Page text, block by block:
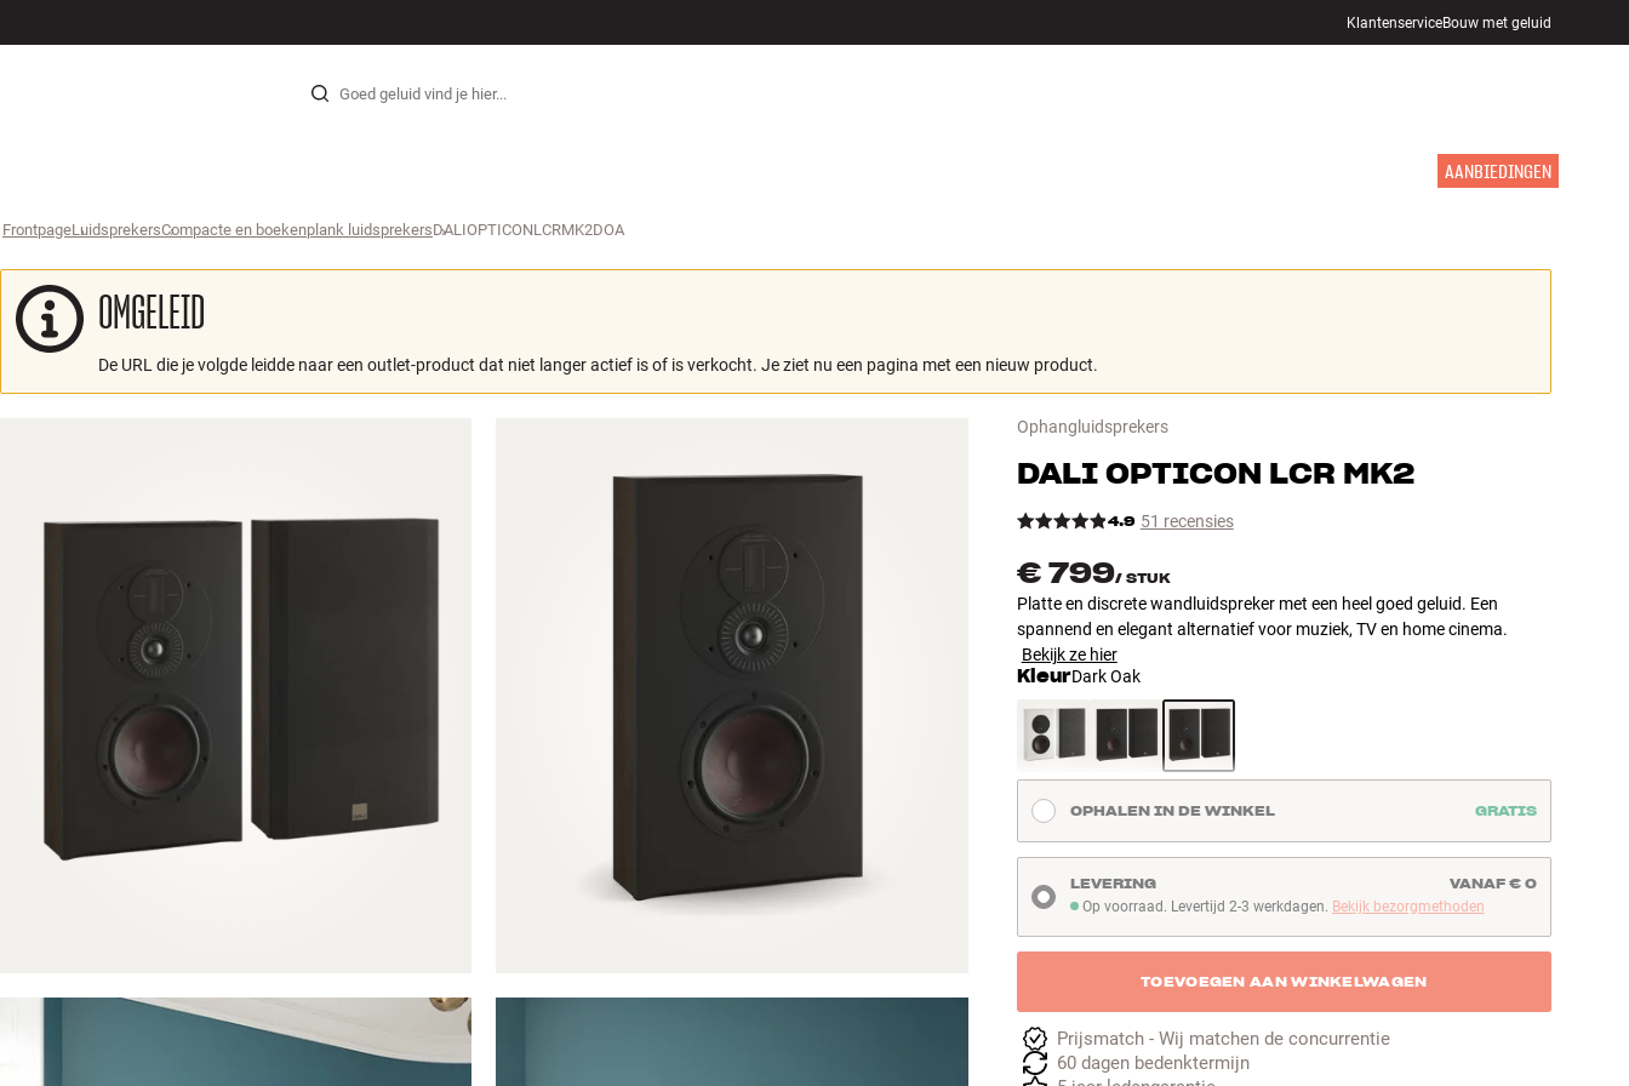
Skip to content
KlantenserviceBouw met geluid
AANBIEDINGEN
Frontpage ›
Luidsprekers ›
Compacte en boekenplank luidsprekers ›
DALIOPTICONLCRMK2DOA
OMGELEID
De URL die je volgde leidde naar een outlet-product dat niet langer actief is of is verkocht. Je ziet nu een pagina met een nieuw product.
Ophangluidsprekers
DALI OPTICON LCR MK2
4.9 51 recensies
€ 799/ STUK
Platte en discrete wandluidspreker met een heel goed geluid. Een
spannend en elegant alternatief voor muziek, TV en home cinema.
Bekijk ze hier
KleurDark Oak
OPHALEN IN DE WINKEL GRATIS
Op voorraad. Levertijd 2-3 werkdagen
Op voorraad. Levertijd 2-3 werkdagen. Bekijk bezorgmethoden
LEVERING VANAF € 0
TOEVOEGEN AAN WINKELWAGEN
Prijsmatch - Wij matchen de concurrentie
60 dagen bedenktermijn